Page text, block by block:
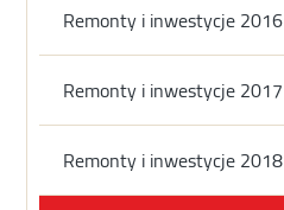
Remonty i inwestycje 2016
Remonty i inwestycje 2017
Remonty i inwestycje 2018